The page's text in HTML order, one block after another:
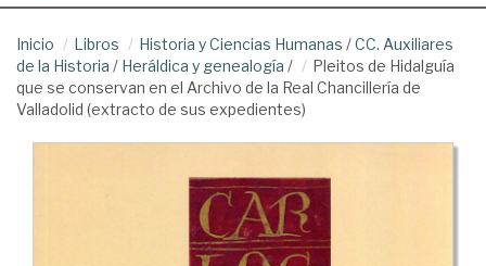
Inicio Libros Historia y Ciencias Humanas /CC. Auxiliares
de la Historia / Heráldica y genealogía /
Pleitos de Hidalguía
que se conservan en el Archivo de la Real Chancillería de
Valladolid (extracto de sus expedientes)